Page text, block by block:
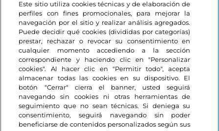
Este sitio utiliza cookies técnicas y de elaboración de
perfiles con fines promocionales, para mejorar la
navegación por el sitio y realizar análisis agregados.
Puede decidir qué cookies (divididas por categorías)
prestar, rechazar o revocar su consentimiento en
cualquier momento accediendo a la sección
correspondiente y haciendo clic en "Personalizar
cookies". Al hacer clic en "Permitir todo", acepta
almacenar todas las cookies en su dispositivo. El
botón "Cerrar" cierra el banner, usted seguirá
navegando sin cookies ni otras herramientas de
seguimiento que no sean técnicas. Si deniega su
consentimiento, seguirá navegando sin poder
beneficiarse de contenidos personalizados según sus